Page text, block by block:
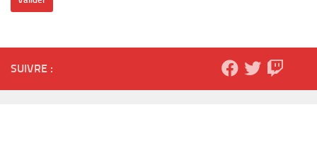
SUIVRE :